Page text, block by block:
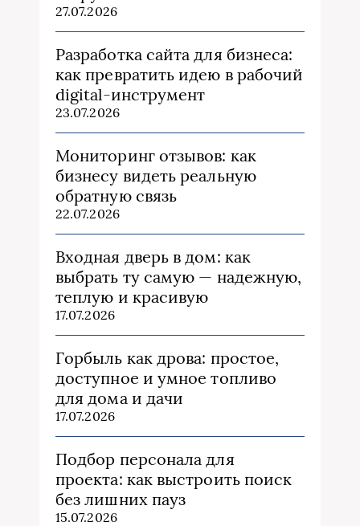
27.07.2026
Разработка сайта для бизнеса:
как превратить идею в рабочий
digital-инструмент
23.07.2026
Мониторинг отзывов: как
бизнесу видеть реальную
обратную связь
22.07.2026
Входная дверь в дом: как
выбрать ту самую — надежную,
теплую и красивую
17.07.2026
Горбыль как дрова: простое,
доступное и умное топливо
для дома и дачи
17.07.2026
Подбор персонала для
проекта: как выстроить поиск
без лишних пауз
15.07.2026